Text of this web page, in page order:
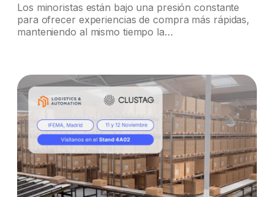
Los minoristas están bajo una presión constante
para ofrecer experiencias de compra más rápidas,
manteniendo al mismo tiempo la…